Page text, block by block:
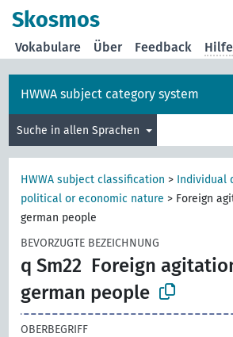
Skosmos
Vokabulare Über Feedback Hilfe
HWWA subject category system
Suche in allen Sprachen
HWWA subject classification > Individual
political or economic nature > Foreign
german people
BEVORZUGTE BEZEICHNUNG
q Sm22 Foreign
german people
OBERBEGRIFF